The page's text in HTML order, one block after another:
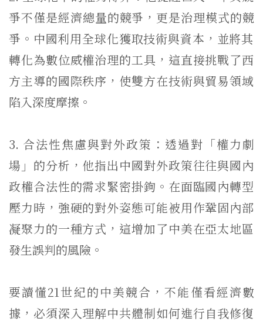
爭不僅是經濟總量的競爭，更是治理模式的競
爭。 中國利用全球化獲取技術與資本， 並將其
轉化為數位威權治理的工具， 這直接挑戰了西
方主導的國際秩序， 使雙方在技術與貿易領域
陷入深度摩擦。
3. 合法性焦慮與對外政策：透過對「權力劇
場」的分析， 他指出中國對外政策往往與國內
政權合法性的需求緊密掛鉤。 在面臨國內轉型
壓力時， 強硬的對外姿態可能被用作鞏固內部
凝聚力的一種方式， 這增加了中美在亞太地區
發生誤判的風險。
要讀懂21世紀的中美競合，不能僅看經濟數
據， 必須深入理解中共體制如何進行自我修復